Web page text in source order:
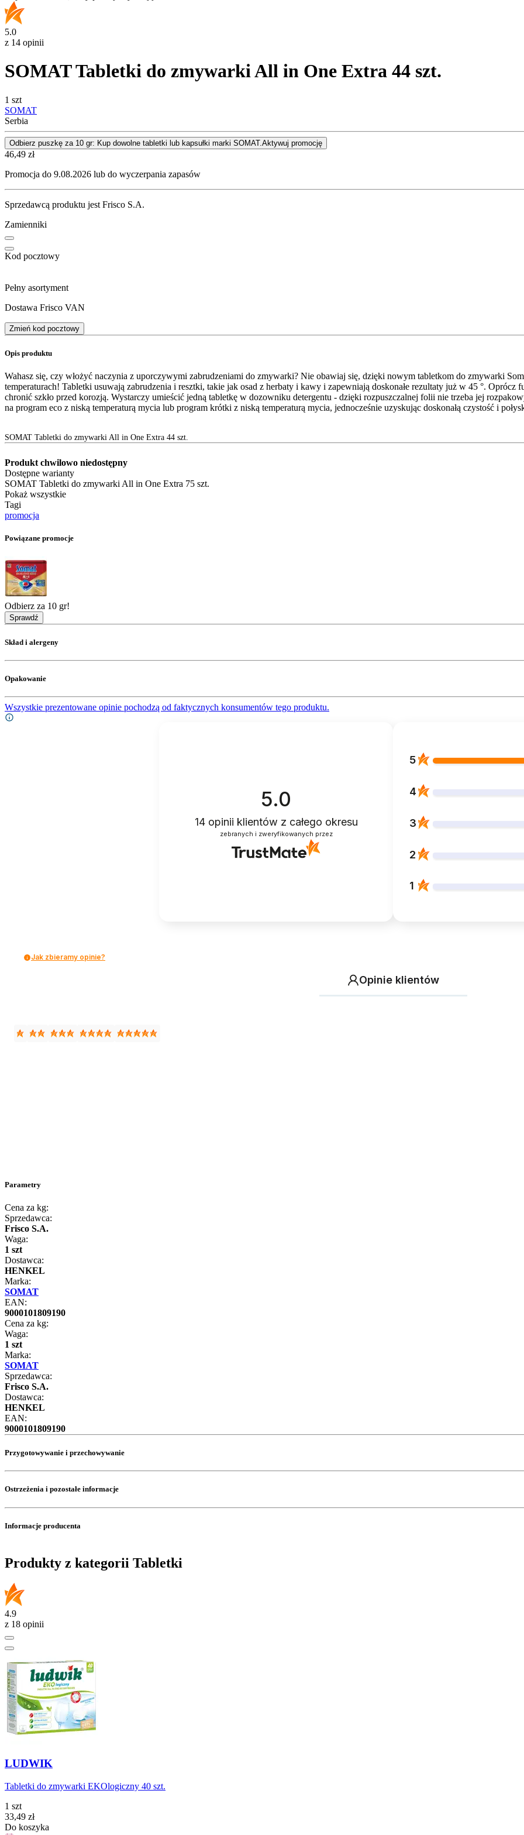
5.0
z 14 opinii
SOMAT Tabletki do zmywarki All in One Extra 44 szt.
1 szt
SOMAT
Serbia
Odbierz puszkę za 10 gr: Kup dowolne tabletki lub kapsułki marki SOMAT. Aktywuj promocję
Cena
46,49 zł
Promocja do 9.08.2026 lub do wyczerpania zapasów
Sprzedawcą produktu jest Frisco S.A.
Zamienniki
Kod pocztowy
Pełny asortyment
Dostawa Frisco VAN
Zmień kod pocztowy
Opis produktu
Wahasz się, czy włożyć naczynia z uporczywymi zabrudzeniami do zmywarki? Nie obawiaj się, dzięki nowym tabletkom do zmywarki
temperaturach! Tabletki usuwają zabrudzenia i resztki, takie jak osad z herbaty i kawy i zapewniają doskonałe rezultaty już w 45 °.
chronić szkło przed korozją. Wystarczy umieścić jedną tabletkę w dozowniku detergentu - dzięki rozpuszczalnej folii nie trzeba jej
na program eco z niską temperaturą mycia lub program krótki z niską temperaturą mycia, jednocześnie uzyskując doskonałą czystość i
SOMAT Tabletki do zmywarki All in One Extra 44 szt.
Produkt chwilowo niedostępny
Dostępne warianty
SOMAT Tabletki do zmywarki All in One Extra 75 szt.
Pokaż wszystkie
Tagi
promocja
Powiązane promocje
Odbierz za 10 gr!
Sprawdź
Skład i alergeny
Opakowanie
Wszystkie prezentowane opinie pochodzą od faktycznych konsumentów tego produktu.
5.0
14opinii klientów z całego okresu
zebranych i zweryfikowanych przez
5
4
3
2
1
Jak zbieramy opinie?
Opinie klientów
Parametry
Cena za kg:
Sprzedawca:
Frisco S.A.
Waga:
1 szt
Dostawca:
HENKEL
Marka:
SOMAT
EAN:
9000101809190
Cena za kg:
Waga:
1 szt
Marka:
SOMAT
Sprzedawca:
Frisco S.A.
Dostawca:
HENKEL
EAN:
9000101809190
Przygotowywanie i przechowywanie
Ostrzeżenia i pozostałe informacje
Informacje producenta
Produkty z kategorii Tabletki
4.9
z 18 opinii
LUDWIK
Tabletki do zmywarki EKOlogiczny 40 szt.
1 szt
Cena
33,49 zł
Do koszyka